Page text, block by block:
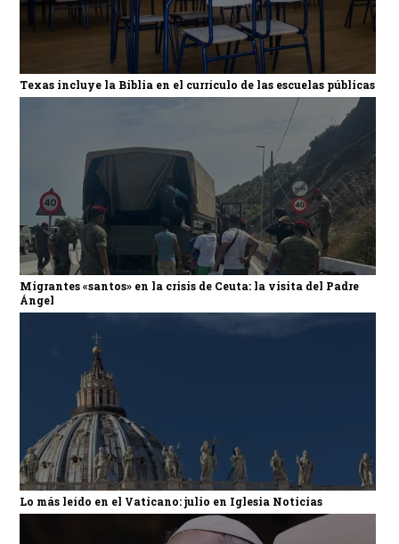
Texas incluye la Biblia en el currículo de las escuelas públicas
Migrantes «santos» en la crisis de Ceuta: la visita del Padre
Ángel
Lo más leído en el Vaticano: julio en Iglesia Noticias